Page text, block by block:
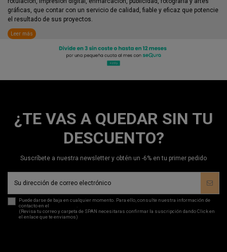
gráficas, que contar con un servicio de calidad, fiable y eficaz que potencie
el resultado de sus proyectos.
Leer más
¿TE VAS A QUEDAR SIN TU
DESCUENTO?
Suscríbete a nuestra newsletter y obtén un -6% en tu primer pedido
Puede darse de baja en cualquier momento. Para ello, consulte nuestra información de
contacto en el
(Revisa tu correo y carpeta de SPAN necesitaras confirmar la suscripción dando Click en
el enlace que te enviamos)